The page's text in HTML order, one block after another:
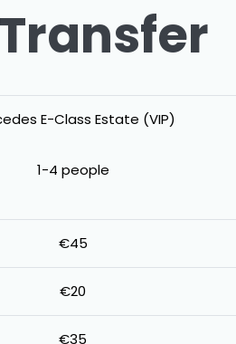
E-Class Estate (VIP)
1-4 people
€45
€20
€35